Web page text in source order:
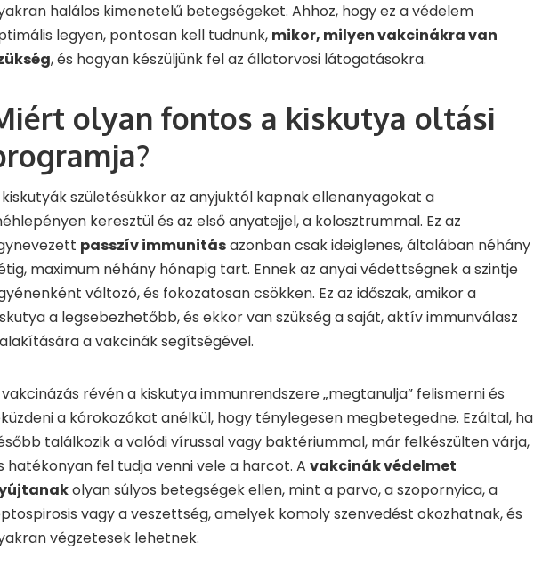
halálos kimenetelű betegségeket. Ahhoz, hogy ez a védelem
legyen, pontosan kell tudnunk, mikor, milyen vakcinákra van
, és hogyan készüljünk fel az állatorvosi látogatásokra.
olyan fontos a kiskutya oltási
születésükkor az anyjuktól kapnak ellenanyagokat a
keresztül és az első anyatejjel, a kolosztrummal. Ez az
passzív immunitásazonban csak ideiglenes, általában néhány
maximum néhány hónapig tart. Ennek az anyai védettségnek a szintje
változó, és fokozatosan csökken. Ez az időszak, amikor a
a legsebezhetőbb, és ekkor van szükség a saját, aktív immunválasz
a vakcinák segítségével.
révén a kiskutya immunrendszere „megtanulja” felismerni és
a kórokozókat anélkül, hogy ténylegesen megbetegedne. Ezáltal, ha
találkozik a valódi vírussal vagy baktériummal, már felkészülten várja,
hatékonyan fel tudja venni vele a harcot. A vakcinák védelmet
olyan súlyos betegségek ellen, mint a parvo, a szopornyica, a
vagy a veszettség, amelyek komoly szenvedést okozhatnak, és
végzetesek lehetnek.